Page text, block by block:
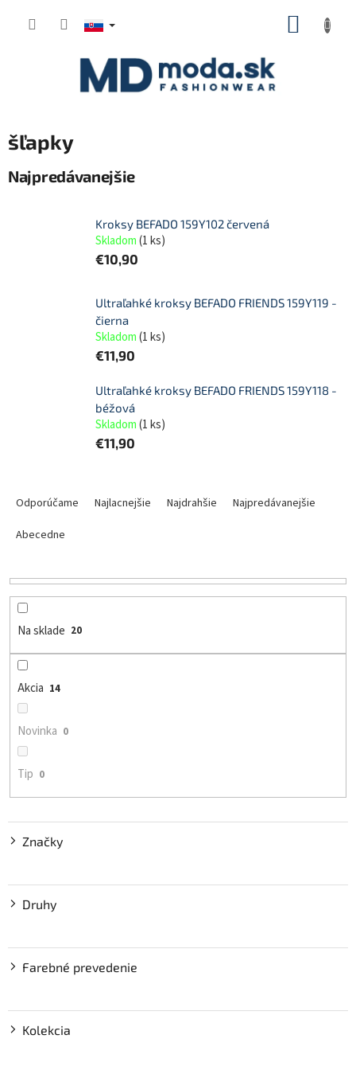
šľapky
Najpredávanejšie
Kroksy BEFADO 159Y102 červená
Skladom(1 ks)
€10,90
Ultraľahké kroksy BEFADO FRIENDS 159Y119 -
čierna
Skladom(1 ks)
€11,90
Ultraľahké kroksy BEFADO FRIENDS 159Y118 -
béžová
Skladom(1 ks)
€11,90
e
d
Odporúčame Najlacnejšie Najdrahšie
Najpredávanejšie
Abecedne
Na sklade 20
Akcia 14
Novinka 0
Tip 0
Značky
Druhy
Farebné prevedenie
Kolekcia